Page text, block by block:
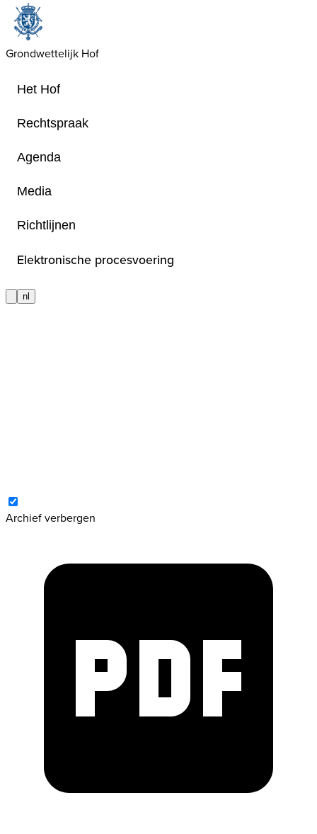
Grondwettelijk Hof
Het Hof
Rechtspraak
Agenda
Media
Richtlijnen
Elektronische procesvoering
nl
Persberichten over arresten die het
Archief verbergen